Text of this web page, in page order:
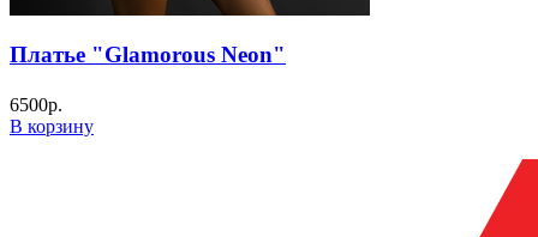
Платье "Glamorous Neon"
6500р.
В корзину